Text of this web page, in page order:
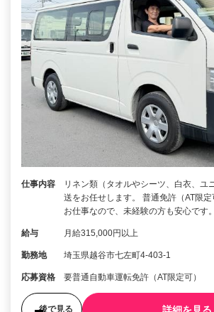
仕事内容
リネン類（タオルやシーツ、白衣、ユ
送をお任せします。 普通免許（AT限
お仕事なので、未経験の方も安心です
給与 月給315,000円以上
勤務地 埼玉県越谷市七左町4-403-1
応募資格 要普通自動車運転免許（AT限定可）
後で見る 詳細を見る